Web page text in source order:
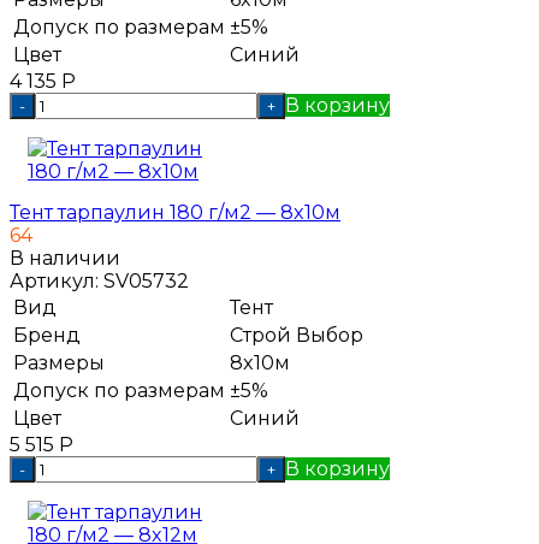
Допуск по размерам ±5%
Цвет
Синий
4 135 Р
- + В корзину
Тент тарпаулин 180 г/м2 — 8x10м
64
В наличии
Артикул: SV05732
Вид
Тент
Бренд
Строй Выбор
Размеры
8x10м
Допуск по размерам ±5%
Цвет
Синий
5 515 Р
- + В корзину